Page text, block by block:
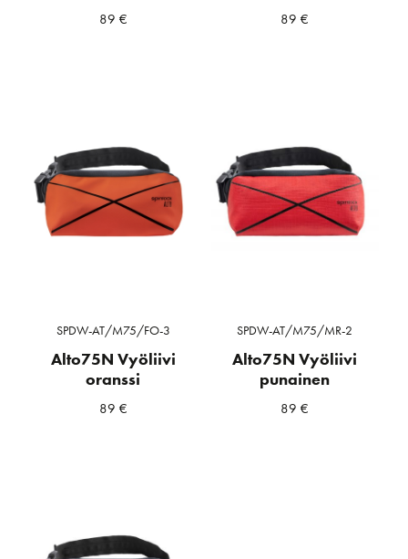
89 € 89€
SPDW-AT/M75/FO-3
Alto75N Vyöliivi
oranssi
89 €
SPDW-AT/M75/MR-2
Alto75N Vyöliivi
punainen
89€